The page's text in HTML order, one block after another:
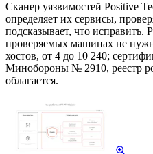
Сканер уязвимостей Positive
определяет их сервисы,
подсказывает, что исправить.
проверяемых машинах не
хостов, от 4 до 10 240;
Минобороны № 2910, реестр
облагается.